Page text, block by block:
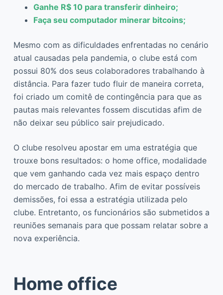
Ganhe R$ 10 para transferir dinheiro;
Faça seu computador minerar bitcoins;
Mesmo com as dificuldades enfrentadas no cenário
atual causadas pela pandemia, o clube está com
possui 80% dos seus colaboradores trabalhando à
distância. Para fazer tudo fluir de maneira correta,
foi criado um comitê de contingência para que as
pautas mais relevantes fossem discutidas afim de
não deixar seu público sair prejudicado.
O clube resolveu apostar em uma estratégia que
trouxe bons resultados: o home office, modalidade
que vem ganhando cada vez mais espaço dentro
do mercado de trabalho. Afim de evitar possíveis
demissões, foi essa a estratégia utilizada pelo
clube. Entretanto, os funcionários são submetidos a
reuniões semanais para que possam relatar sobre a
nova experiência.
Home office